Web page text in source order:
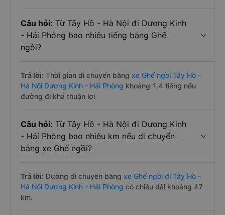
Câu hỏi: Từ Tây Hồ - Hà Nội đi Dương Kinh
- Hải Phòng bao nhiêu tiếng bằng Ghế
ngồi?
Trả lời: Thời gian di chuyển bằng xe Ghế ngồi Tây Hồ -
Hà Nội Dương Kinh - Hải Phòng khoảng 1.4 tiếng nếu
đường đi khá thuận lợi
Câu hỏi: Từ Tây Hồ - Hà Nội đi Dương Kinh
- Hải Phòng bao nhiêu km nếu di chuyển
bằng xe Ghế ngồi?
Trả lời: Đường di chuyển bằng xe Ghế ngồi đi Tây Hồ -
Hà Nội Dương Kinh - Hải Phòng có chiều dài khoảng 47
km.